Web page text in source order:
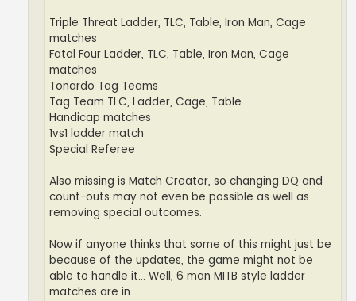
Triple Threat Ladder, TLC, Table, Iron Man, Cage
matches
Fatal Four Ladder, TLC, Table, Iron Man, Cage
matches
Tonardo Tag Teams
Tag Team TLC, Ladder, Cage, Table
Handicap matches
1vs1 ladder match
Special Referee
Also missing is Match Creator, so changing DQ and
count-outs may not even be possible as well as
removing special outcomes.
Now if anyone thinks that some of this might just be
because of the updates, the game might not be
able to handle it... Well, 6 man MITB style ladder
matches are in...